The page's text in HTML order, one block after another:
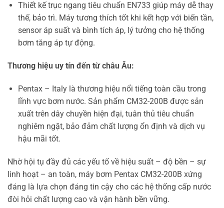
Thiết kế trục ngang tiêu chuẩn EN733 giúp máy dễ thay
thế, bảo trì. Máy tương thích tốt khi kết hợp với biến tần,
sensor áp suất và bình tích áp, lý tưởng cho hệ thống
bơm tăng áp tự động.
Thương hiệu uy tín đến từ châu Âu:
Pentax – Italy là thương hiệu nổi tiếng toàn cầu trong
lĩnh vực bơm nước. Sản phẩm CM32-200B được sản
xuất trên dây chuyền hiện đại, tuân thủ tiêu chuẩn
nghiêm ngặt, bảo đảm chất lượng ổn định và dịch vụ
hậu mãi tốt.
Nhờ hội tụ đầy đủ các yếu tố về hiệu suất – độ bền – sự
linh hoạt – an toàn, máy bơm Pentax CM32-200B xứng
đáng là lựa chọn đáng tin cậy cho các hệ thống cấp nước
đòi hỏi chất lượng cao và vận hành bền vững.